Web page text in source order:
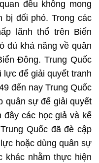
đều không mong
bị đối phó. Trong các
lãnh thổ trên Biển
đủ khả năng về quân
Đông. Trung Quốc
lực để giải quyết tranh
đến nay Trung Quốc
quân sự để giải quyết
đây các học giả và kể
Quốc đã đè cập
hoặc dùng quân sự
nhằm thực hiện